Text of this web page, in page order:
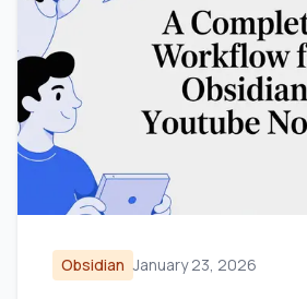
Obsidian January 23, 2026